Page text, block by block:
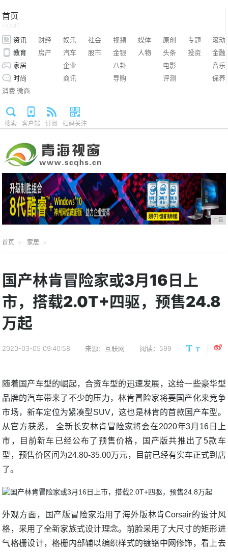
首页
HOME
资讯 财经 娱乐 社会 视频 媒体 原创 专题
滚动
教育
房产 汽车 股市 金银 人物 头条 投资
金融
家居
企业 八卦 电影
音乐
时尚
商讯 导购 评测
保养
消费 微商
搜索 客户端 订阅 扫码关注
广告
首页 家居
国产林肯冒险家或3月16日上
市，搭载2.0T+四驱，预售24.8
万起
2020-03-05 09:40:58 来源：互联网 阅读：599
随着国产车型的崛起，合资车型的迅速发展，这给一些豪华型
品牌的汽车带来了不少的压力，林肯冒险家将要国产化来竞争
市场，新车定位为紧凑型SUV，这也是林肯的首款国产车型。
从官方获悉， 全新长安林肯冒险家将会在2020年3月16日上
市，目前新车已经公布了预售价格，国产版共推出了5款车
型，预售价区间为24.80-35.00万元，目前已经有实车正式到店
了。
外观方面，国产版冒险家沿用了海外版林肯Corsair的设计风
格，采用了全新家族式设计理念。前脸采用了大尺寸的矩形进
气格栅设计，格栅内部辅以编织样式的镀铬中网修饰，看上去